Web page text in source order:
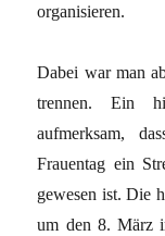
organisieren.
Dabei war man
trennen. Ein
aufmerksam,
Frauentag ein
gewesen ist. Die
um den 8. März